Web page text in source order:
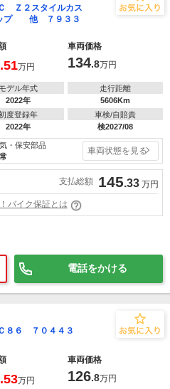
Ｚ２スタイルカス
ップ 他 ７９３３
車両価格
.51万円 134.8万円
モデル年式
2022年
走行距離
5606Km
度登録年
2022年
車検/自賠責
検2027/08
・保安部品
車両状態を見る
支払総額 145.33 万円
バイク保証とは
電話をかける
８６ ７０４４３
車両価格
.53万円 126.8万円